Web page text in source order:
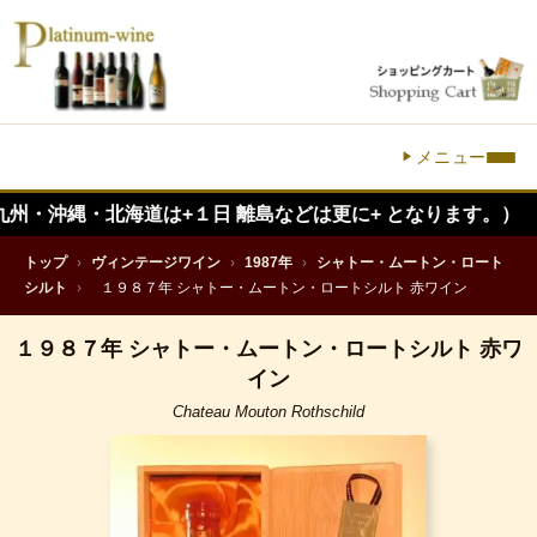
メニュー
海道は+１日 離島などは更に+ となります。）
トップ › ヴィンテージワイン › 1987年 ›
シャトー・ムートン・ロート
シルト
› １９８７年 シャトー・ムートン・ロートシルト 赤ワイン
１９８７年 シャトー・ムートン・ロートシルト 赤ワ
イン
Chateau Mouton Rothschild